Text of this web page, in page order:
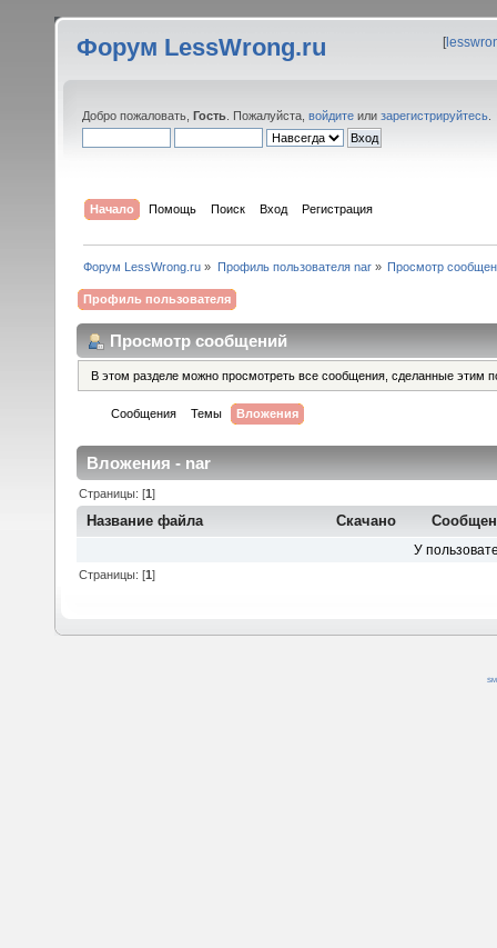
Форум LessWrong.ru [
Добро пожаловать, Гость . Пожалуйста, войдите или зарегистрируйтесь
Начало Помощь Поиск Вход Регистрация
Форум LessWrong.ru » Профиль пользователя nar» Просмотр
Профиль пользователя
Просмотр сообщений
В этом разделе можно просмотреть все сообщения, сделанные этим
Сообщения Темы Вложения
Вложения - nar
Страницы: [1]
Название файла Скачано
У
Страницы: [1]